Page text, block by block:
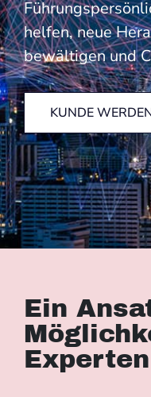
helfen, neue
bewältigen und
KUNDE
Ein